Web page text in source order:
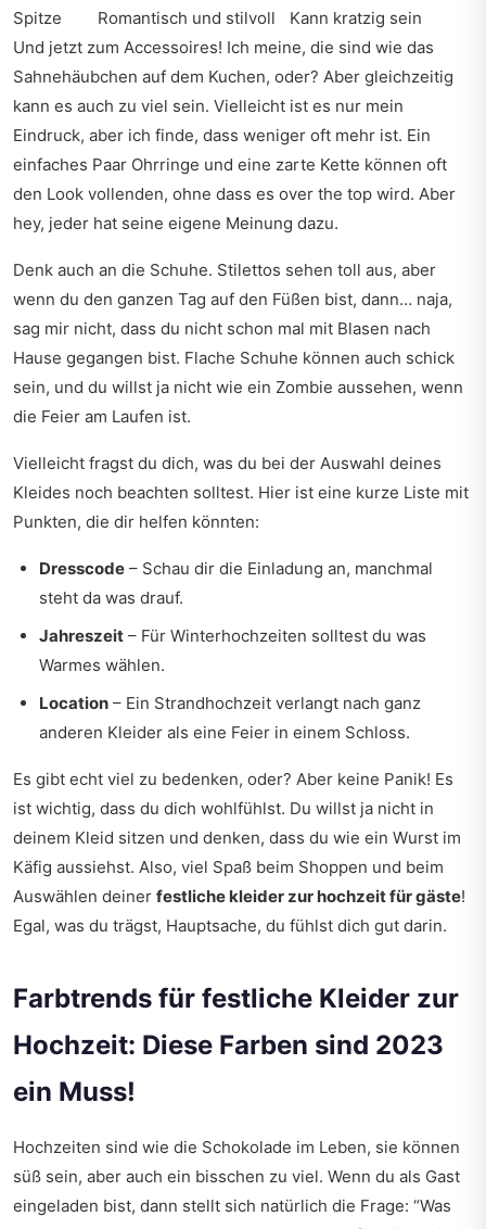
Spitze Romantisch und stilvoll
Kann kratzig sein
Und jetzt zum Accessoires! Ich meine, die sind wie das
Sahnehäubchen auf dem Kuchen, oder? Aber gleichzeitig
kann es auch zu viel sein. Vielleicht ist es nur mein
Eindruck, aber ich finde, dass weniger oft mehr ist. Ein
einfaches Paar Ohrringe und eine zarte Kette können oft
den Look vollenden, ohne dass es over the top wird. Aber
hey, jeder hat seine eigene Meinung dazu.
Denk auch an die Schuhe. Stilettos sehen toll aus, aber
wenn du den ganzen Tag auf den Füßen bist, dann… naja,
sag mir nicht, dass du nicht schon mal mit Blasen nach
Hause gegangen bist. Flache Schuhe können auch schick
sein, und du willst ja nicht wie ein Zombie aussehen, wenn
die Feier am Laufen ist.
Vielleicht fragst du dich, was du bei der Auswahl deines
Kleides noch beachten solltest. Hier ist eine kurze Liste mit
Punkten, die dir helfen könnten:
Dresscode – Schau dir die Einladung an, manchmal
steht da was drauf.
Jahreszeit – Für Winterhochzeiten solltest du was
Warmes wählen.
Location – Ein Strandhochzeit verlangt nach ganz
anderen Kleider als eine Feier in einem Schloss.
Es gibt echt viel zu bedenken, oder? Aber keine Panik! Es
ist wichtig, dass du dich wohlfühlst. Du willst ja nicht in
deinem Kleid sitzen und denken, dass du wie ein Wurst im
Käfig aussiehst. Also, viel Spaß beim Shoppen und beim
Auswählen deiner festliche kleider zur hochzeit für gäste!
Egal, was du trägst, Hauptsache, du fühlst dich gut darin.
Farbtrends für festliche Kleider zur
Hochzeit: Diese Farben sind 2023
ein Muss!
Hochzeiten sind wie die Schokolade im Leben, sie können
süß sein, aber auch ein bisschen zu viel. Wenn du als Gast
eingeladen bist, dann stellt sich natürlich die Frage: “Was